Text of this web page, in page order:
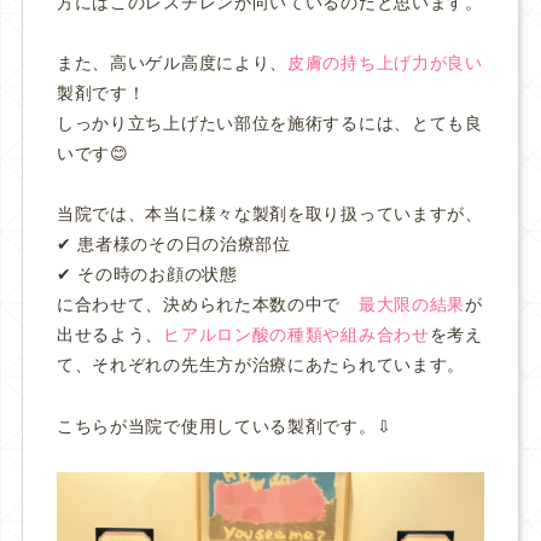
また、高いゲル高度により、 皮膚の持ち上げ力が良い
製剤です！
しっかり立ち上げたい部位を施術するには、とても良
いです😊
当院では、本当に様々な製剤を取り扱っていますが、
✔︎ 患者様のその日の治療部位
✔︎ その時のお顔の状態
に合わせて、決められた本数の中で 最大限の結果が
出せるよう、
ヒアルロン酸の種類や組み合わせを考え
て、それぞれの先生方が治療にあたられています。
こちらが当院で使用している製剤です。⇩